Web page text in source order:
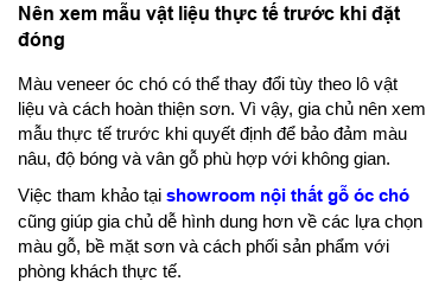
Nên xem mẫu vật liệu thực tế trước khi đặt
đóng
Màu veneer óc chó có thể thay đổi tùy theo lô vật
liệu và cách hoàn thiện sơn. Vì vậy, gia chủ nên xem
mẫu thực tế trước khi quyết định để bảo đảm màu
nâu, độ bóng và vân gỗ phù hợp với không gian.
Việc tham khảo tại showroom nội thất gỗ óc chó
cũng giúp gia chủ dễ hình dung hơn về các lựa chọn
màu gỗ, bề mặt sơn và cách phối sản phẩm với
phòng khách thực tế.